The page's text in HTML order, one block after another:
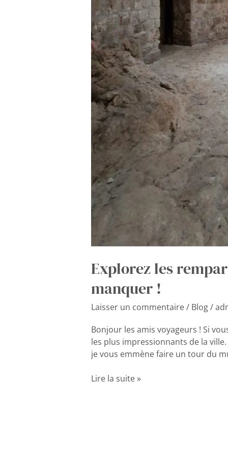
Explorez les
manquer !
Laisser un commentaire/ Blog/
Bonjour les amis voyageurs ! Si
les plus impressionnants de la
je vous emmène faire un tour du
Lire la suite »